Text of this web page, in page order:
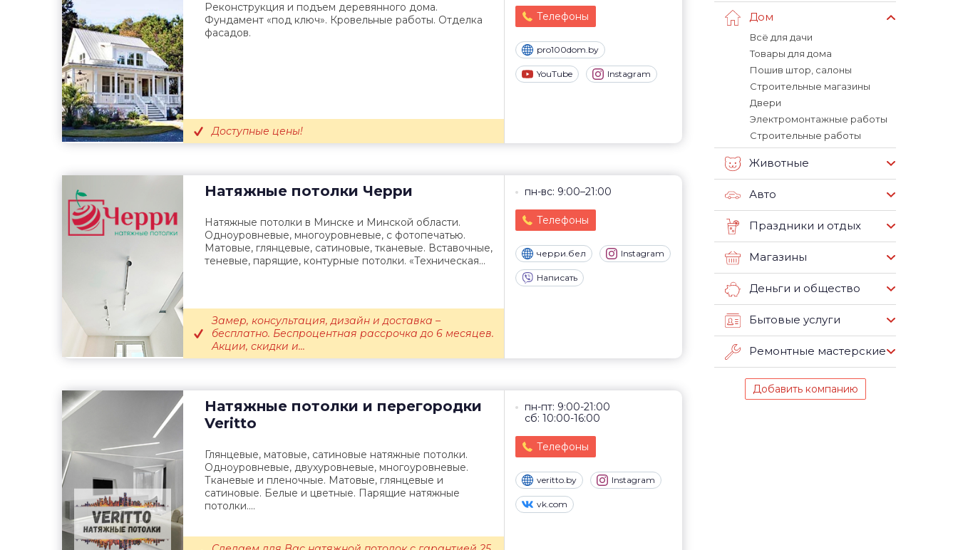
Телефоны
pro100dom.by
YouTube Instagram
Реконструкция и подъем деревянного дома.
Фундамент «под ключ». Кровельные работы. Отделка
фасадов.
Доступные цены!
Натяжные потолки Черри пн-вс: 9:00–21:00
Телефоны
черри.бел Instagram
Написать
Натяжные потолки в Минске и Минской области.
Одноуровневые, многоуровневые, с фотопечатью.
Матовые, глянцевые, сатиновые, тканевые. Вставочные,
теневые, парящие, контурные потолки. «Техническая...
Замер, консультация, дизайн и доставка –
бесплатно. Беспроцентная рассрочка до 6 месяцев.
Акции, скидки и...
Натяжные потолки и перегородки
Veritto
пн-пт: 9:00-21:00
сб: 10:00-16:00
Телефоны
veritto.by Instagram
vk.com
Глянцевые, матовые, сатиновые натяжные потолки.
Одноуровневые, двухуровневые, многоуровневые.
Тканевые и пленочные. Матовые, глянцевые и
сатиновые. Белые и цветные. Парящие натяжные
потолки....
Дом
Всё для дачи
Товары для дома
Пошив штор, салоны
Строительные магазины
Двери
Электромонтажные работы
Строительные работы
Животные
Авто
Праздники и отдых
Магазины
Деньги и общество
Бытовые услуги
Ремонтные мастерские
Добавить компанию